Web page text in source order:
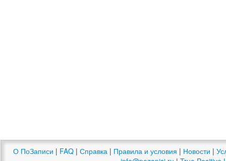
О ПоЗаписи | FAQ | Справка | Правила и условия | Новости |